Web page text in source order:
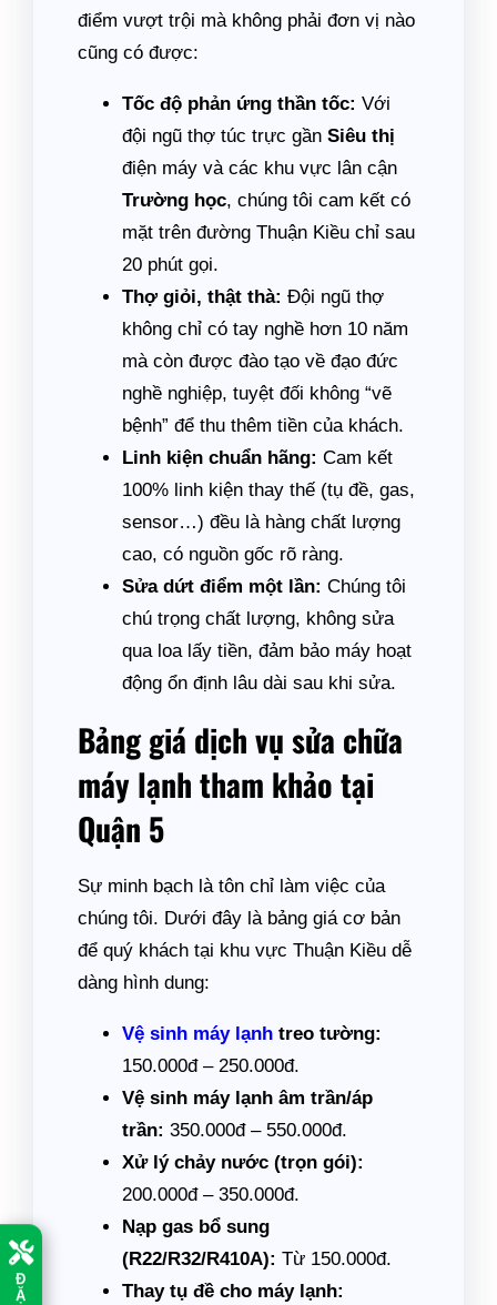
Đ
Ặ
điểm vượt trội mà không phải đơn vị nào
cũng có được:
Tốc độ phản ứng thần tốc: Với
đội ngũ thợ túc trực gần Siêu thị
điện máy và các khu vực lân cận
Trường học, chúng tôi cam kết có
mặt trên đường Thuận Kiều chỉ sau
20 phút gọi.
Thợ giỏi, thật thà: Đội ngũ thợ
không chỉ có tay nghề hơn 10 năm
mà còn được đào tạo về đạo đức
nghề nghiệp, tuyệt đối không “vẽ
bệnh” để thu thêm tiền của khách.
Linh kiện chuẩn hãng: Cam kết
100% linh kiện thay thế (tụ đề, gas,
sensor…) đều là hàng chất lượng
cao, có nguồn gốc rõ ràng.
Sửa dứt điểm một lần: Chúng tôi
chú trọng chất lượng, không sửa
qua loa lấy tiền, đảm bảo máy hoạt
động ổn định lâu dài sau khi sửa.
Bảng giá dịch vụ sửa chữa
máy lạnh tham khảo tại
Quận 5
Sự minh bạch là tôn chỉ làm việc của
chúng tôi. Dưới đây là bảng giá cơ bản
để quý khách tại khu vực Thuận Kiều dễ
dàng hình dung:
Vệ sinh máy lạnh treo tường:
150.000đ – 250.000đ.
Vệ sinh máy lạnh âm trần/áp
trần: 350.000đ – 550.000đ.
Xử lý chảy nước (trọn gói):
200.000đ – 350.000đ.
Nạp gas bổ sung
(R22/R32/R410A): Từ 150.000đ.
Thay tụ đề cho máy lạnh: